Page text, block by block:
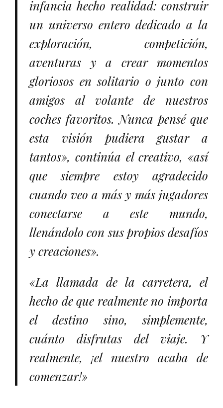
infancia hecho realidad: construir
un universo entero dedicado a la
exploración, competición,
aventuras y a crear momentos
gloriosos en solitario o junto con
amigos al volante de nuestros
coches favoritos. Nunca pensé que
esta visión pudiera gustar a
tantos», continúa el creativo, «así
que siempre estoy agradecido
cuando veo a más y más jugadores
conectarse a este mundo,
llenándolo con sus propios desafíos
y creaciones».
«La llamada de la carretera, el
hecho de que realmente no importa
el destino sino, simplemente,
cuánto disfrutas del viaje. Y
realmente, ¡el nuestro acaba de
comenzar!»